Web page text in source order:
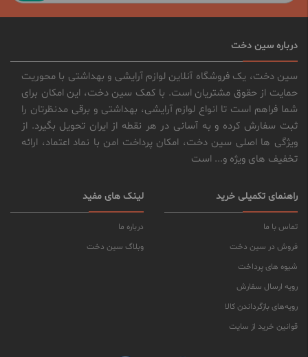
درباره سین دخت
سین دخت، یک فروشگاه آنلاین لوازم آرایشی و بهداشتی با محوریت
حمایت از حقوق مشتریان است. با کمک سین دخت، این امکان برای
شما فراهم است تا انواع لوازم آرایشی، بهداشتی و برقی مدنظرتان را
ثبت سفارش کرده و به آسانی در هر نقطه از ایران تحویل بگیرد. از
ویژگی ها اصلی سین دخت، امکان پرداخت امن با نماد اعتماد، ارائه
تخفیف های ویژه و... است
راهنمای تکمیلی خرید
تماس با ما
فروش در سین دخت
شیوه های پرداخت
رویه ارسال سفارش
رویه‌های بازگرداندن کالا
قوانین خرید از سایت
لینک های مفید
درباره ما
وبلاگ سین دخت